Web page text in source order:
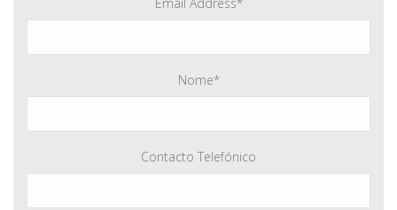
Nome*
Contacto Telefónico